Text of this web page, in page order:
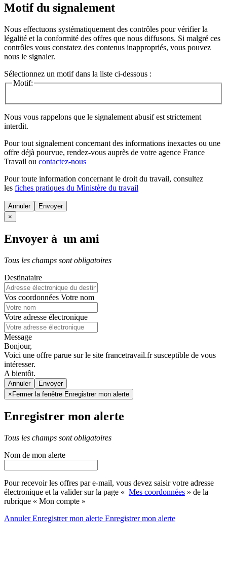
Motif du signalement
Nous effectuons systématiquement des contrôles pour vérifier la
légalité et la conformité des offres que nous diffusons. Si malgré ces
contrôles vous constatez des contenus inappropriés, vous pouvez
nous le signaler.
Sélectionnez un motif dans la liste ci-dessous :
Motif:
Nous vous rappelons que le signalement abusif est strictement
interdit.
Pour tout signalement concernant des informations inexactes ou une
offre déjà pourvue, rendez-vous auprès de votre agence France
Travail ou contactez-nous
Pour toute information concernant le droit du travail, consultez
les fiches pratiques du Ministère du travail
Annuler
×
Envoyer à un ami
Tous les champs sont obligatoires
Destinataire
Vos coordonnées Votre nom
Votre adresse électronique
Message
Bonjour,
Voici une offre parue sur le site francetravail.fr susceptible de vous
intéresser.
A bientôt.
Annuler
× Fermer la fenêtre Enregistrer mon alerte
Enregistrer mon alerte
Tous les champs sont obligatoires
Nom de mon alerte
Pour recevoir les offres par e-mail, vous devez saisir votre adresse
électronique et la valider sur la page « Mes coordonnées » de la
rubrique « Mon compte »
AnnulerEnregistrer mon alerte Enregistrermon alerte